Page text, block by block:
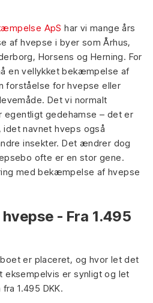
ApS har vi mange års
af hvepse i byer som Århus,
Horsens og Herning. For
en vellykket bekæmpelse af
forståelse for hvepse eller
Det vi normalt
egentligt gedehamse – det er
navnet hveps også
insekter. Det ændrer dog
ofte er en stor gene.
med bekæmpelse af hvepse
- Fra 1.495
er placeret, og hvor let det
eksempelvis er synligt og let
1.495 DKK.